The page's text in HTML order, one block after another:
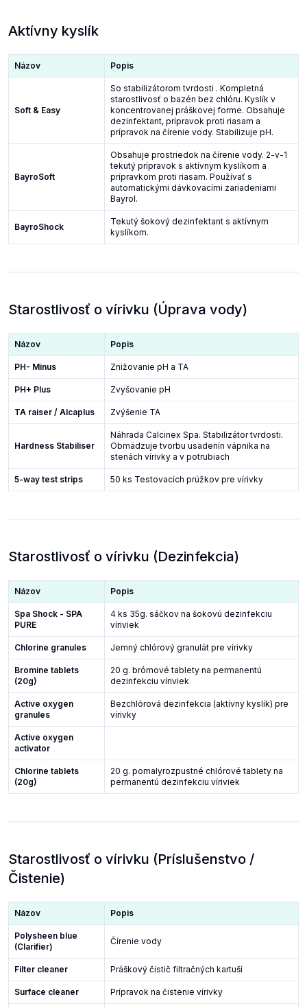
Aktívny kyslík
Názov Popis
Soft & Easy
So stabilizátorom tvrdosti . Kompletná
starostlivosť o bazén bez chlóru. Kyslík v
koncentrovanej práškovej forme. Obsahuje
dezinfektant, prípravok proti riasam a
prípravok na čírenie vody. Stabilizuje pH.
BayroSoft
Obsahuje prostriedok na čírenie vody. 2-v-1
tekutý prípravok s aktívnym kyslíkom a
prípravkom proti riasam. Používať s
automatickými dávkovacími zariadeniami
Bayrol.
BayroShock
Tekutý šokový dezinfektant s aktívnym
kyslíkom.
Starostlivosť o vírivku (Úprava vody)
Názov Popis
PH- Minus Znižovanie pH a TA
PH+ Plus Zvyšovanie pH
TA raiser / Alcaplus Zvýšenie TA
Hardness Stabiliser
Náhrada Calcinex Spa. Stabilizátor tvrdosti.
Obmädzuje tvorbu usadenín vápnika na
stenách vírivky a v potrubiach
5-way test strips 50 ks Testovacích prúžkov pre vírivky
Starostlivosť o vírivku (Dezinfekcia)
Názov Popis
Spa Shock - SPA
PURE
4 ks 35g. sáčkov na šokovú dezinfekciu
víriviek
Chlorine granules Jemný chlórový granulát pre vírivky
Bromine tablets
(20g)
20 g. brómové tablety na permanentú
dezinfekciu víriviek
Active oxygen
granules
Bezchlórová dezinfekcia (aktívny kyslík) pre
vírivky
Active oxygen
activator
Chlorine tablets
(20g)
20 g. pomalyrozpustné chlórové tablety na
permanentú dezinfekciu víriviek
Starostlivosť o vírivku (Príslušenstvo /
Čistenie)
Názov Popis
Polysheen blue
(Clarifier)
Čírenie vody
Filter cleaner Práškový čistič filtračných kartuší
Surface cleaner Prípravok na čistenie vírivky